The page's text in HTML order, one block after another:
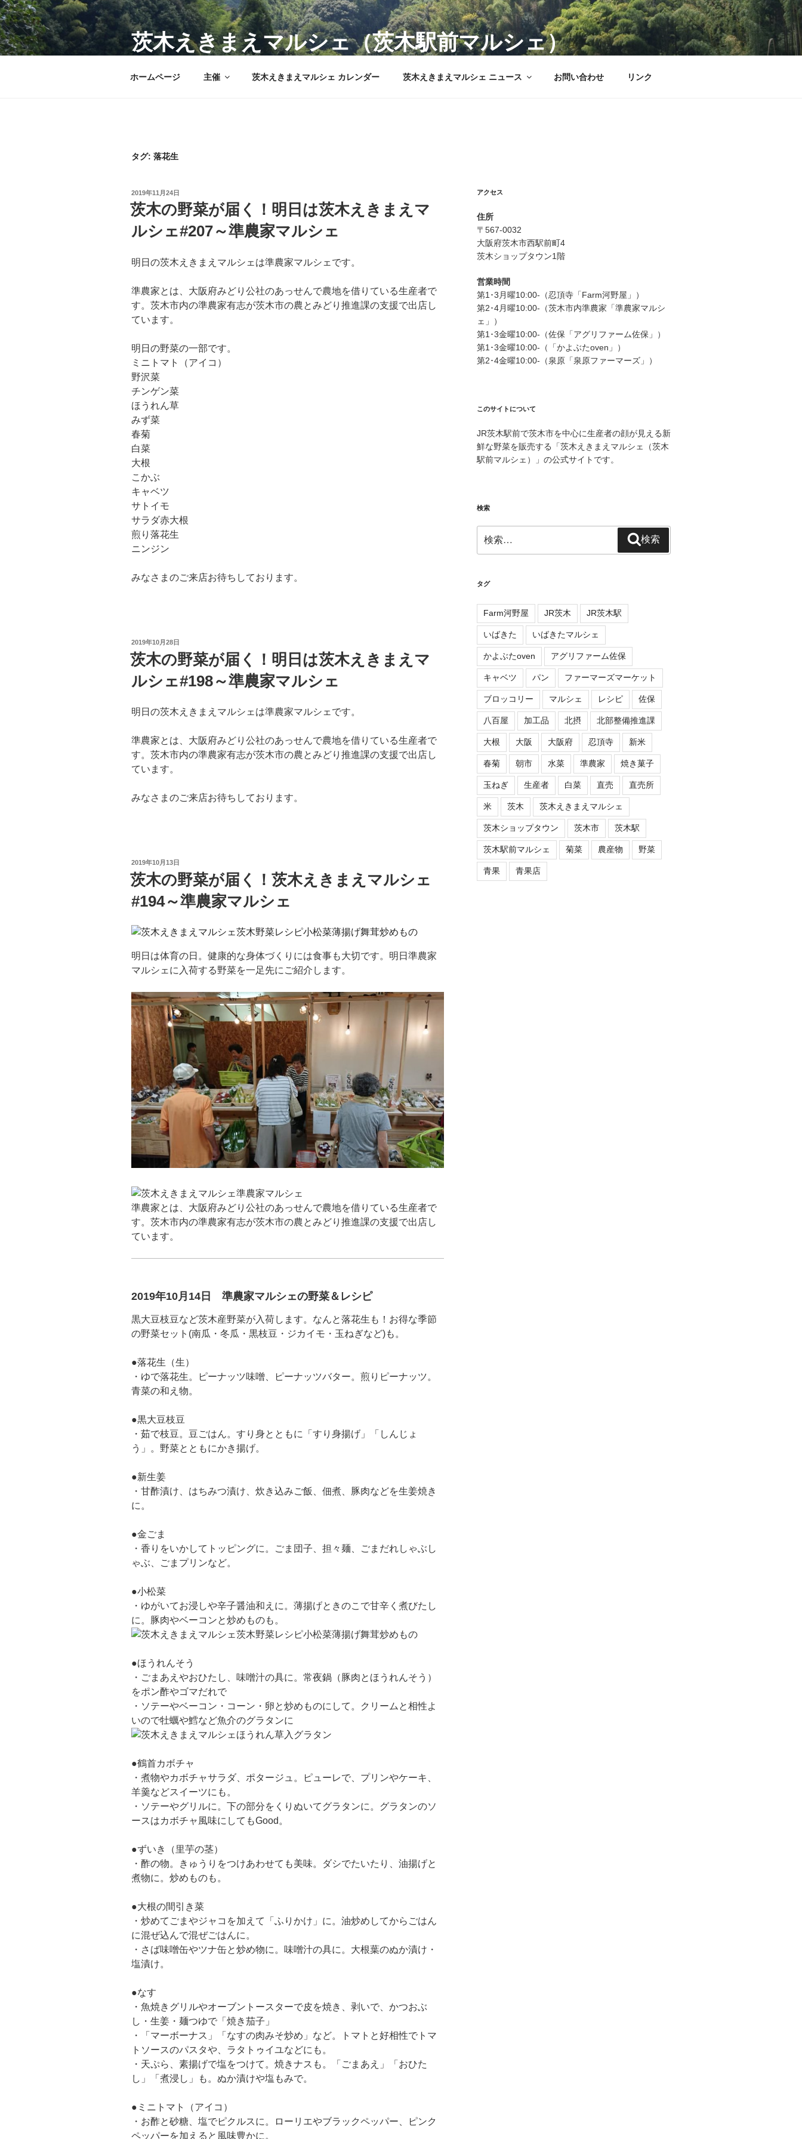
コ
ン
テ
ン
茨木えきまえマルシェ（茨木駅前マルシェ）
ホームページ 主催 茨木えきまえマルシェ カレンダー 茨木えきまえマルシェ ニュース お問い合わせ リンク
タグ: 落花生
投
稿
日:
2019年11月24日
茨木の野菜が届く！明日は茨木えきまえマ
ルシェ#207～準農家マルシェ
明日の茨木えきまえマルシェは準農家マルシェです。
準農家とは、大阪府みどり公社のあっせんで農地を借りている生産者で
す。茨木市内の準農家有志が茨木市の農とみどり推進課の支援で出店し
ています。
明日の野菜の一部です。
ミニトマト（アイコ）
野沢菜
チンゲン菜
ほうれん草
みず菜
春菊
白菜
大根
こかぶ
キャベツ
サトイモ
サラダ赤大根
煎り落花生
ニンジン
みなさまのご来店お待ちしております。
投
稿
日:
2019年10月28日
茨木の野菜が届く！明日は茨木えきまえマ
ルシェ#198～準農家マルシェ
明日の茨木えきまえマルシェは準農家マルシェです。
準農家とは、大阪府みどり公社のあっせんで農地を借りている生産者で
す。茨木市内の準農家有志が茨木市の農とみどり推進課の支援で出店し
ています。
みなさまのご来店お待ちしております。
投
稿
日:
2019年10月13日
茨木の野菜が届く！茨木えきまえマルシェ
#194～準農家マルシェ
明日は体育の日。健康的な身体づくりには食事も大切です。明日準農家
マルシェに入荷する野菜を一足先にご紹介します。
準農家とは、大阪府みどり公社のあっせんで農地を借りている生産者で
す。茨木市内の準農家有志が茨木市の農とみどり推進課の支援で出店し
ています。
2019年10月14日 準農家マルシェの野菜＆レシピ
黒大豆枝豆など茨木産野菜が入荷します。なんと落花生も！お得な季節
の野菜セット(南瓜・冬瓜・黒枝豆・ジカイモ・玉ねぎなど)も。
●落花生（生）
・ゆで落花生。ピーナッツ味噌、ピーナッツバター。煎りピーナッツ。
青菜の和え物。
●黒大豆枝豆
・茹で枝豆。豆ごはん。すり身とともに「すり身揚げ」「しんじょ
う」。野菜とともにかき揚げ。
●新生姜
・甘酢漬け、はちみつ漬け、炊き込みご飯、佃煮、豚肉などを生姜焼き
に。
●金ごま
・香りをいかしてトッピングに。ごま団子、担々麺、ごまだれしゃぶし
ゃぶ、ごまプリンなど。
●小松菜
・ゆがいてお浸しや辛子醤油和えに。薄揚げときのこで甘辛く煮びたし
に。豚肉やベーコンと炒めものも。
●ほうれんそう
・ごまあえやおひたし、味噌汁の具に。常夜鍋（豚肉とほうれんそう）
をポン酢やゴマだれで
・ソテーやベーコン・コーン・卵と炒めものにして。クリームと相性よ
いので牡蠣や鱈など魚介のグラタンに
●鶴首カボチャ
・煮物やカボチャサラダ、ポタージュ。ピューレで、プリンやケーキ、
羊羹などスイーツにも。
・ソテーやグリルに。下の部分をくりぬいてグラタンに。グラタンのソ
ースはカボチャ風味にしてもGood。
●ずいき（里芋の茎）
・酢の物。きゅうりをつけあわせても美味。ダシでたいたり、油揚げと
煮物に。炒めものも。
●大根の間引き菜
・炒めてごまやジャコを加えて「ふりかけ」に。油炒めしてからごはん
に混ぜ込んで混ぜごはんに。
・さば味噌缶やツナ缶と炒め物に。味噌汁の具に。大根葉のぬか漬け・
塩漬け。
●なす
・魚焼きグリルやオーブントースターで皮を焼き、剥いで、かつおぶ
し・生姜・麺つゆで「焼き茄子」
・「マーボーナス」「なすの肉みそ炒め」など。トマトと好相性でトマ
トソースのパスタや、ラタトゥイユなどにも。
・天ぷら、素揚げで塩をつけて。焼きナスも。「ごまあえ」「おひた
し」「煮浸し」も。ぬか漬けや塩もみで。
●ミニトマト（アイコ）
・お酢と砂糖、塩でピクルスに。ローリエやブラックペッパー、ピンク
ペッパーを加えると風味豊かに。
アクセス
住所
〒567-0032
大阪府茨木市西駅前町4
茨木ショップタウン1階
営業時間
第1･3月曜10:00-（忍頂寺「Farm河野屋」）
第2･4月曜10:00-（茨木市内準農家「準農家マルシ
ェ」）
第1･3金曜10:00-（佐保「アグリファーム佐保」）
第1･3金曜10:00-（「かよぶたoven」）
第2･4金曜10:00-（泉原「泉原ファーマーズ」）
このサイトについて
JR茨木駅前で茨木市を中心に生産者の顔が見える新
鮮な野菜を販売する「茨木えきまえマルシェ（茨木
駅前マルシェ）」の公式サイトです。
検索
索:
検索
タグ
Farm河野屋 JR茨木 JR茨木駅
いばきた いばきたマルシェ
かよぶたoven アグリファーム佐保
キャベツ パン ファーマーズマーケット
ブロッコリー マルシェ レシピ 佐保
八百屋 加工品 北摂 北部整備推進課
大根 大阪 大阪府 忍頂寺 新米
春菊 朝市 水菜 準農家 焼き菓子
玉ねぎ 生産者 白菜 直売 直売所
米 茨木 茨木えきまえマルシェ
茨木ショップタウン 茨木市 茨木駅
茨木駅前マルシェ 菊菜 農産物 野菜
青果 青果店